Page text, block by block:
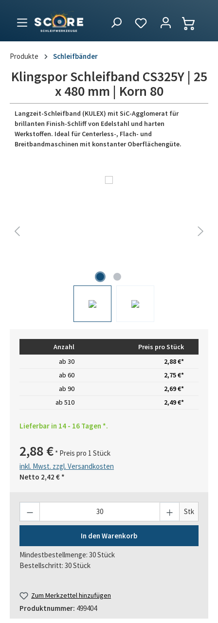
Produkte Schleifbänder
Klingspor Schleifband CS325Y | 25
x 480 mm | Korn 80
Langzeit-Schleifband (KULEX) mit SiC-Agglomerat für
brillanten Finish-Schliff von Edelstahl und harten
Werkstoffen. Ideal für Centerless-, Flach- und
Breitbandmaschinen mit konstanter Oberflächengüte.
Anzahl
Preis pro Stück
ab 30
2,88 €*
ab 60
2,75 €*
ab 90
2,69 €*
ab 510 2,49 €*
Lieferbar in 14 - 16 Tagen *.
2,88 € * Preis pro 1 Stück
inkl. Mwst. zzgl. Versandkosten
Netto 2,42 € *
Stk
In den Warenkorb
Mindestbestellmenge: 30 Stück
Bestellschritt: 30 Stück
Zum Merkzettel hinzufügen
Produktnummer: 499404